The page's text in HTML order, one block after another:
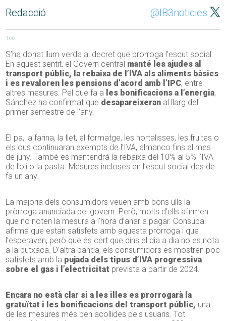
Redacció @IB3noticies
166
S’ha donat llum verda al decret que prorroga l’escut social.
En aquest sentit, el Govern central manté les ajudes al
transport públic, la rebaixa de l’IVA als aliments bàsics
i es revaloren les pensions d’acord amb l’IPC, entre
altres mesures. Pel que fa a les bonificacions a l’energia,
Sánchez ha confirmat que desapareixeran al llarg del
primer semestre de l’any.
El pa, la farina, la llet, el formatge, les hortalisses, les fruites o
els ous continuaran exempts de l’IVA, almanco fins al mes
de juny. També es mantendrà la rebaixa del 10% al 5% l’IVA
de l’oli o la pasta. Mesures incloses en l’escut social des de
fa un any.
La majoria dels consumidors veuen amb bons ulls la
pròrroga anunciada pel govern. Però, molts d’ells afirmen
que no noten la mesura a l’hora d’anar a pagar. Consubal
afirma que estan satisfets amb aquesta pròrroga i que
l’esperaven, però que és cert que dins el dia a dia no es nota
a la butxaca. D’altra banda, els consumidors es mostren poc
satisfets amb la pujada dels tipus d’IVA progressiva
sobre el gas i l’electricitat prevista a partir de 2024.
Encara no està clar si a les illes es prorrogarà la
gratuïtat i les bonificacions del transport públic, una
de les mesures més ben acollides pels usuaris. Tot